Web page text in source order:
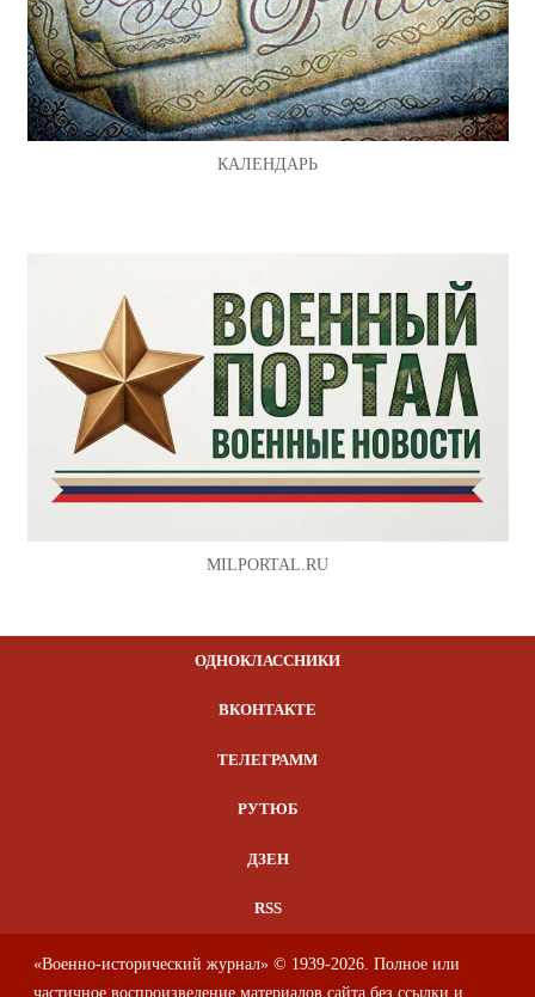
КАЛЕНДАРЬ
MILPORTAL.RU
ОДНОКЛАССНИКИ
ВКОНТАКТЕ
ТЕЛЕГРАММ
РУТЮБ
ДЗЕН
RSS
«Военно-исторический журнал» © 1939-2026. Полное или
частичное воспроизведение материалов сайта без ссылки и